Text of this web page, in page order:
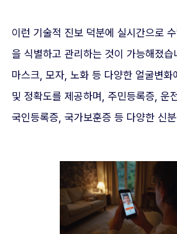
이런 기술적 진보 덕분에 실시간으로
을 식별하고 관리하는 것이 가능해졌습
마스크, 모자, 노화 등 다양한 얼굴변화
및 정확도를 제공하며, 주민등록증, 운
국인등록증, 국가보훈증 등 다양한 신